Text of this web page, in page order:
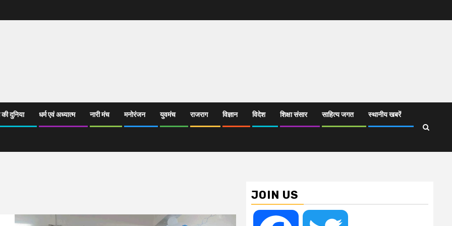
दुनिया धर्म एवं अध्यात्म नारी मंच मनोरंजन युवमंच राजराग विज्ञान विदेश शिक्षा संसार साहित्य जगत स्थानीय खबरें
JOIN US